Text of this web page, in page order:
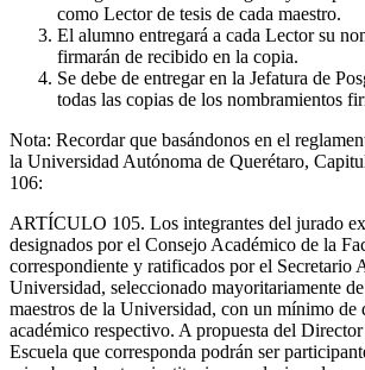
como Lector de tesis de cada maestro.
El alumno entregará a cada Lector su
firmarán de recibido en la copia.
Se debe de entregar en la Jefatura de
todas las copias de los nombramientos
Nota: Recordar que basándonos en el
la Universidad Autónoma de Querétaro,
106:
ARTÍCULO 105. Los integrantes del jurado
designados por el Consejo Académico de la
correspondiente y ratificados por el Secretario
Universidad, seleccionado mayoritariamente
maestros de la Universidad, con un mínimo de
académico respectivo. A propuesta del
Escuela que corresponda podrán ser